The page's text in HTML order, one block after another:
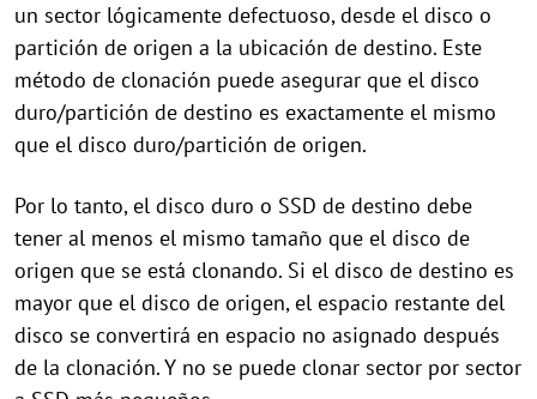
un sector lógicamente defectuoso, desde el disco o
partición de origen a la ubicación de destino. Este
método de clonación puede asegurar que el disco
duro/partición de destino es exactamente el mismo
que el disco duro/partición de origen.
Por lo tanto, el disco duro o SSD de destino debe
tener al menos el mismo tamaño que el disco de
origen que se está clonando. Si el disco de destino es
mayor que el disco de origen, el espacio restante del
disco se convertirá en espacio no asignado después
de la clonación. Y no se puede clonar sector por sector